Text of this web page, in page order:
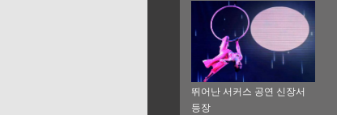
뛰어난 서커스 공연 신장서
등장